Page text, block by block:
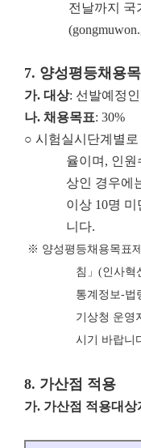
전날까지 국
7. 양성평등채용목
가. 대상: 선발예정
나. 채용목표: 30%
○ 시험실시단계별로
율이며, 인원
상인 경우에
이상 10명
니다.
※ 양성평등채용목표
침 」(인사혁
통계정보-법
기상청 운영
시기 바랍니
8. 가산점 적용
가. 가산점 적용대